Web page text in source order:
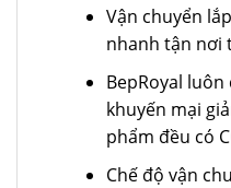
Vận chuyển
nhanh tận nơi
BepRoyal
khuyến mại
phẩm đều có
Chế độ vận